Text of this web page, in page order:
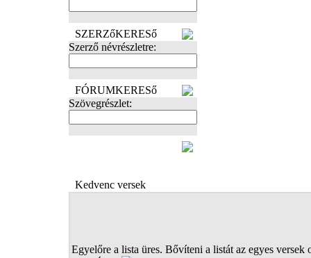
SZERZőKERESő
Szerző névrészletre:
FÓRUMKERESő
Szövegrészlet:
Kedvenc versek
Egyelőre a lista üres. Bővíteni a listát az egyes versek